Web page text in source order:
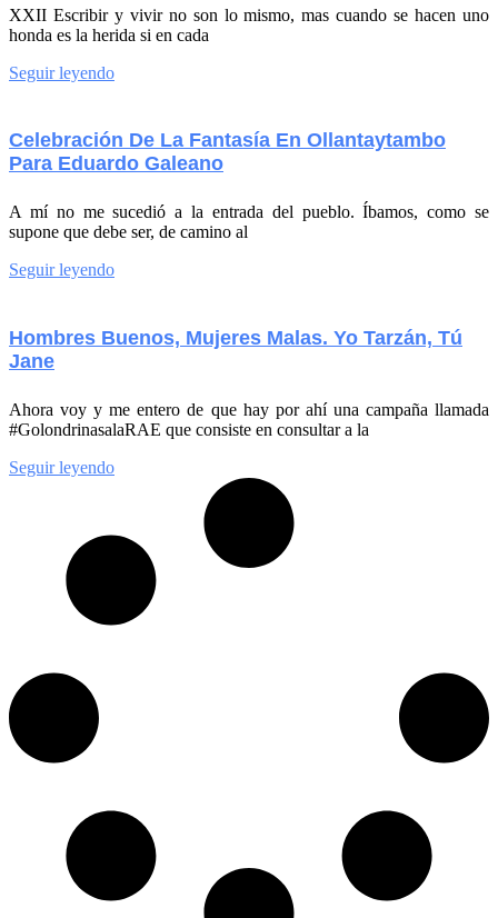
XXII Escribir y vivir no son lo mismo, mas cuando se hacen uno
honda es la herida si en cada
Seguir leyendo
Celebración De La Fantasía En Ollantaytambo
Para Eduardo Galeano
A mí no me sucedió a la entrada del pueblo. Íbamos, como se
supone que debe ser, de camino al
Seguir leyendo
Hombres Buenos, Mujeres Malas. Yo Tarzán, Tú
Jane
Ahora voy y me entero de que hay por ahí una campaña llamada
#GolondrinasalaRAE que consiste en consultar a la
Seguir leyendo